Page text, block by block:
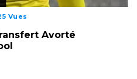
Vues
Avorté